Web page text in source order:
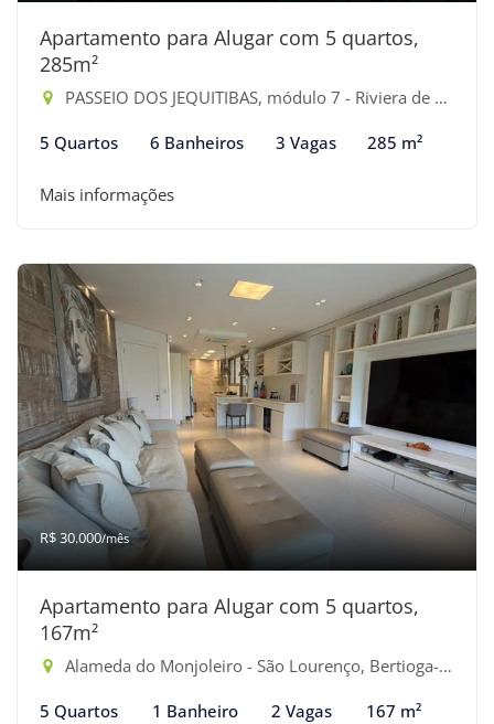
Apartamento para Alugar com 5 quartos,
285m²
PASSEIO DOS JEQUITIBAS, módulo 7 - Riviera de São Lourenço, Bertioga-SP
5 Quartos 6 Banheiros 3 Vagas 285 m²
Mais informações
R$ 30.000/mês
Apartamento para Alugar com 5 quartos,
167m²
Alameda do Monjoleiro - São Lourenço, Bertioga-SP
5 Quartos 1 Banheiro 2 Vagas 167 m²